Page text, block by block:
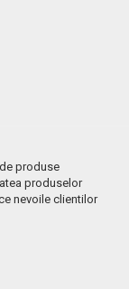
produse
produselor
nevoile clientilor